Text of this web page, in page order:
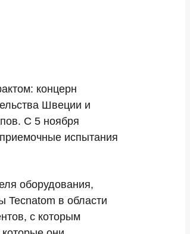
концерн
Швеции и
С 5 ноября
испытания
оборудования,
Tecnatom в области
с которым